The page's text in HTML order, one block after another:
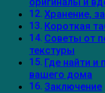
Хранение,
Короткая
Советы от
текстуры
Где найти и
вашего дома
Заключение